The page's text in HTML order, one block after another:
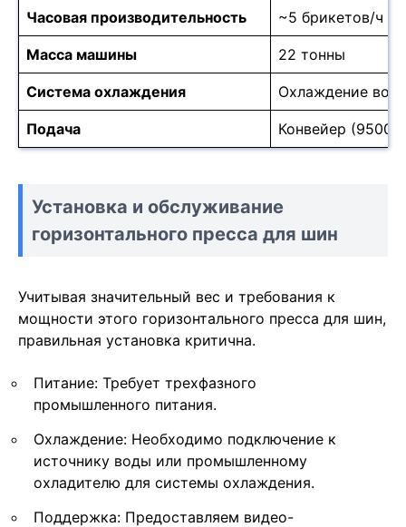
Часовая производительность ~5 брикетов/ч
Масса машины 22 тонны
Система охлаждения Охлаждение
Подача Конвейер
Установка и обслуживание
горизонтального пресса для шин
Учитывая значительный вес и требования к
мощности этого горизонтального пресса для шин,
правильная установка критична.
Питание: Требует трехфазного
промышленного питания.
Охлаждение: Необходимо подключение к
источнику воды или промышленному
охладителю для системы охлаждения.
Поддержка: Предоставляем видео-